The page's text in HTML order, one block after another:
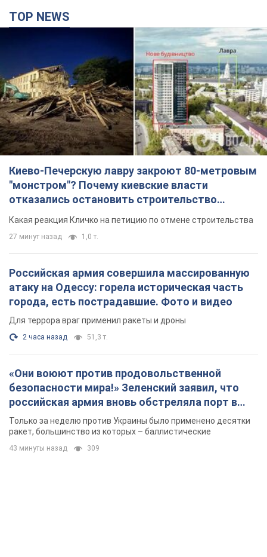
TOP NEWS
Киево-Печерскую лавру закроют 80-метровым
"монстром"? Почему киевские власти
отказались остановить строительство
небоскреба "московского верующего"
Какая реакция Кличко на петицию по отмене строительства
27 минут назад 1,0 т.
Российская армия совершила массированную
атаку на Одессу: горела историческая часть
города, есть пострадавшие. Фото и видео
Для террора враг применил ракеты и дроны
2 часа назад 51,3 т.
«Они воюют против продовольственной
безопасности мира!» Зеленский заявил, что
российская армия вновь обстреляла порт в
Одессе
Только за неделю против Украины было применено десятки
ракет, большинство из которых – баллистические
43 минуты назад 309